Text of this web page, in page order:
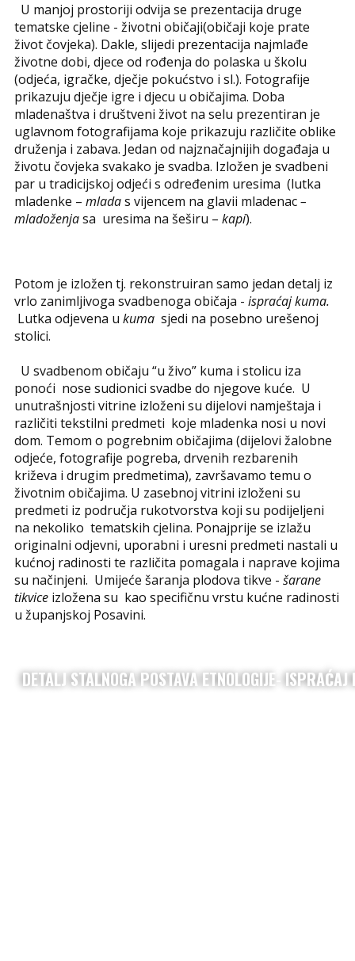
U manjoj prostoriji odvija se prezentacija druge
tematske cjeline - životni običaji(običaji koje prate
život čovjeka). Dakle, slijedi prezentacija najmlađe
životne dobi, djece od rođenja do polaska u školu
(odjeća, igračke, dječje pokućstvo i sl.). Fotografije
prikazuju dječje igre i djecu u običajima. Doba
mladenaštva i društveni život na selu prezentiran je
uglavnom fotografijama koje prikazuju različite oblike
druženja i zabava. Jedan od najznačajnijih događaja u
životu čovjeka svakako je svadba. Izložen je svadbeni
par u tradicijskoj odjeći s određenim uresima (lutka
mladenke – mladas vijencem na glavii mladenac–
mladoženjasa uresima na šeširu – kapi).
Potom je izložen tj. rekonstruiran samo jedan detalj iz
vrlo zanimljivoga svadbenoga običaja - ispraćaj kuma.
Lutka odjevena u kuma sjedi na posebno urešenoj
stolici.
U svadbenom običaju “u živo” kuma i stolicu iza
ponoći nose sudionici svadbe do njegove kuće. U
unutrašnjosti vitrine izloženi su dijelovi namještaja i
različiti tekstilni predmeti koje mladenka nosi u novi
dom. Temom o pogrebnim običajima (dijelovi žalobne
odjeće, fotografije pogreba, drvenih rezbarenih
križeva i drugim predmetima), završavamo temu o
životnim običajima. U zasebnoj vitrini izloženi su
predmeti iz područja rukotvorstva koji su podijeljeni
na nekoliko tematskih cjelina. Ponajprije se izlažu
originalni odjevni, uporabni i uresni predmeti nastali u
kućnoj radinosti te različita pomagala i naprave kojima
su načinjeni. Umijeće šaranja plodova tikve - šarane
tikvice izložena su kao specifičnu vrstu kućne radinosti
u županjskoj Posavini.
DETALJ STALNOGA POSTAVA ETNOLOGIJE-